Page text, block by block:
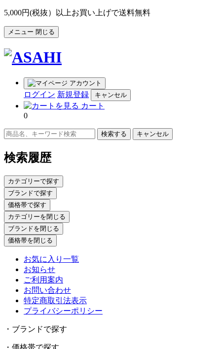
5,000円(税抜）以上お買い上げで送料無料
メニュー 閉じる
アカウント
ログイン 新規登録 キャンセル
カート
0
キャンセル
検索履歴
カテゴリーで探す
ブランドで探す
価格帯で探す
カテゴリーを閉じる
ブランドを閉じる
価格帯を閉じる
お気に入り一覧
お知らせ
ご利用案内
お問い合わせ
特定商取引法表示
プライバシーポリシー
・ブランドで探す
・価格帯で探す